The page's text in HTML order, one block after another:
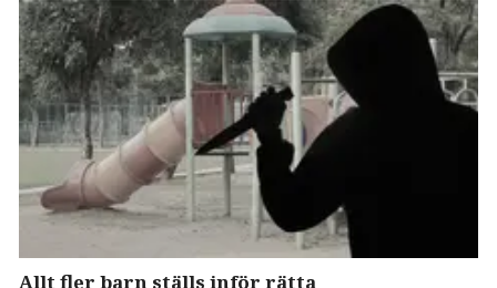
Allt fler barn ställs inför rätta